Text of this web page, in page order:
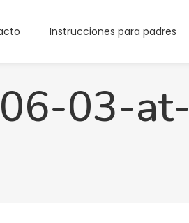
Instrucciones para padres
03-at-